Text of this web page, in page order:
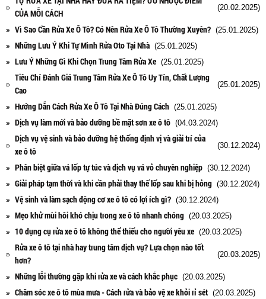
CỦA MỖI CÁCH
(20.02.2025)
Vì Sao Cần Rửa Xe Ô Tô? Có Nên Rửa Xe Ô Tô Thường Xuyên? (25.01.2025)
Những Lưu Ý Khi Tự Mình Rửa Oto Tại Nhà (25.01.2025)
Lưu Ý Những Gì Khi Chọn Trung Tâm Rửa Xe (25.01.2025)
Tiêu Chí Đánh Giá Trung Tâm Rửa Xe Ô Tô Uy Tín, Chất Lượng
Cao
(25.01.2025)
Hướng Dẫn Cách Rửa Xe Ô Tô Tại Nhà Đúng Cách (25.01.2025)
Dịch vụ làm mới và bảo dưỡng bề mặt sơn xe ô tô (04.03.2024)
Dịch vụ vệ sinh và bảo dưỡng hệ thống định vị và giải trí của
xe ô tô
(30.12.2024)
Phân biệt giữa vá lốp tự túc và dịch vụ vá vỏ chuyên nghiệp (30.12.2024)
Giải pháp tạm thời và khi cần phải thay thế lốp sau khi bị hỏng (30.12.2024)
Vệ sinh và làm sạch động cơ xe ô tô có lợi ích gì? (30.12.2024)
Mẹo khử mùi hôi khó chịu trong xe ô tô nhanh chóng (20.03.2025)
10 dụng cụ rửa xe ô tô không thể thiếu cho người yêu xe (20.03.2025)
Rửa xe ô tô tại nhà hay trung tâm dịch vụ? Lựa chọn nào tốt
hơn?
(20.03.2025)
Những lỗi thường gặp khi rửa xe và cách khắc phục (20.03.2025)
Chăm sóc xe ô tô mùa mưa - Cách rửa và bảo vệ xe khỏi rỉ sét (20.03.2025)